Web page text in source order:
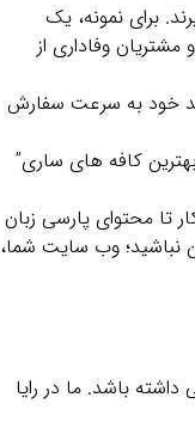
برای نمونه، یک
وفاداری از
خود به سرعت سفارش
کافه‌ های ساری”
تا محتوای پارسی‌ زبان
نباشید؛ وب‌ سایت شما،
باشد. ما در رایا